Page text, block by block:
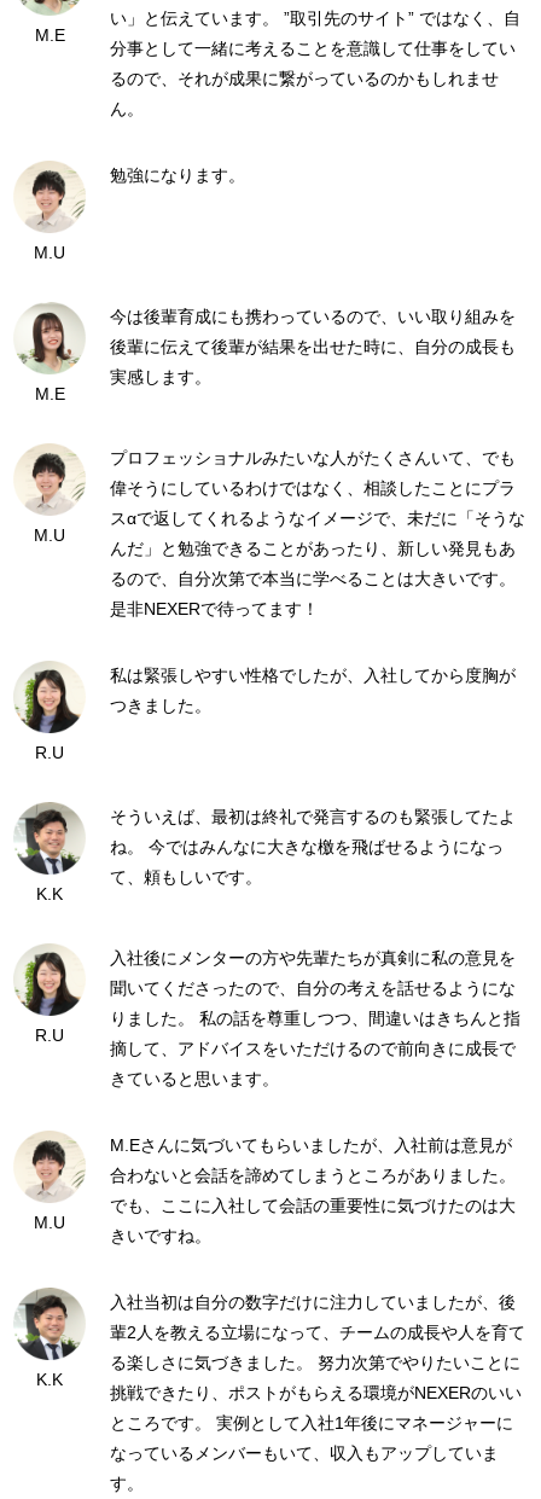
M.E
い」と伝えています。 ”取引先のサイト” ではなく、自
分事として一緒に考えることを意識して仕事をしてい
るので、それが成果に繋がっているのかもしれませ
ん。
M.U
勉強になります。
M.E
今は後輩育成にも携わっているので、いい取り組みを
後輩に伝えて後輩が結果を出せた時に、自分の成長も
実感します。
M.U
プロフェッショナルみたいな人がたくさんいて、でも
偉そうにしているわけではなく、相談したことにプラ
スαで返してくれるようなイメージで、未だに「そうな
んだ」と勉強できることがあったり、新しい発見もあ
るので、自分次第で本当に学べることは大きいです。
是非NEXERで待ってます！
R.U
私は緊張しやすい性格でしたが、入社してから度胸が
つきました。
K.K
そういえば、最初は終礼で発言するのも緊張してたよ
ね。 今ではみんなに大きな檄を飛ばせるようになっ
て、頼もしいです。
R.U
入社後にメンターの方や先輩たちが真剣に私の意見を
聞いてくださったので、自分の考えを話せるようにな
りました。 私の話を尊重しつつ、間違いはきちんと指
摘して、アドバイスをいただけるので前向きに成長で
きていると思います。
M.U
M.Eさんに気づいてもらいましたが、入社前は意見が
合わないと会話を諦めてしまうところがありました。
でも、ここに入社して会話の重要性に気づけたのは大
きいですね。
K.K
入社当初は自分の数字だけに注力していましたが、後
輩2人を教える立場になって、チームの成長や人を育て
る楽しさに気づきました。 努力次第でやりたいことに
挑戦できたり、ポストがもらえる環境がNEXERのいい
ところです。 実例として入社1年後にマネージャーに
なっているメンバーもいて、収入もアップしていま
す。